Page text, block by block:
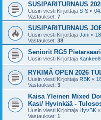
SUSIPARITURNAUS
Uusin viesti Kirjoittaja S-S «
Vastaukset: 7
SUSIPARITURNAUS
Uusin viesti Kirjoittaja Jani «
Vastaukset: 38
Seniorit RG5
Uusin viesti Kirjoittaja
RYKIMÄ OPEN 2026
Uusin viesti Kirjoittaja RBK «
Vastaukset: 3
Kaisa Yleinen Mixed
Kasi/ Hyvinkää -
Uusin viesti Kirjoittaja HyvBK «
Vastaukset: 1